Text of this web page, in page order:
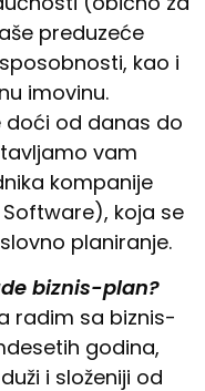
preduzeće
kao i
imovinu.
doći od danas do
vam
kompanije
Software), koja se
planiranje.
biznis-plan?
radim sa biznis-
godina,
i složeniji od